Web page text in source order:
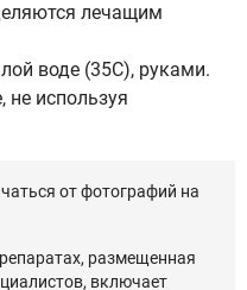
лечащим
воде (35С), руками.
используя
от фотографий на
размещенная
включает